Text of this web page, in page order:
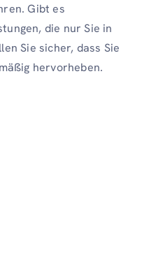
Gibt es
die nur Sie in
Sie sicher, dass Sie
hervorheben.